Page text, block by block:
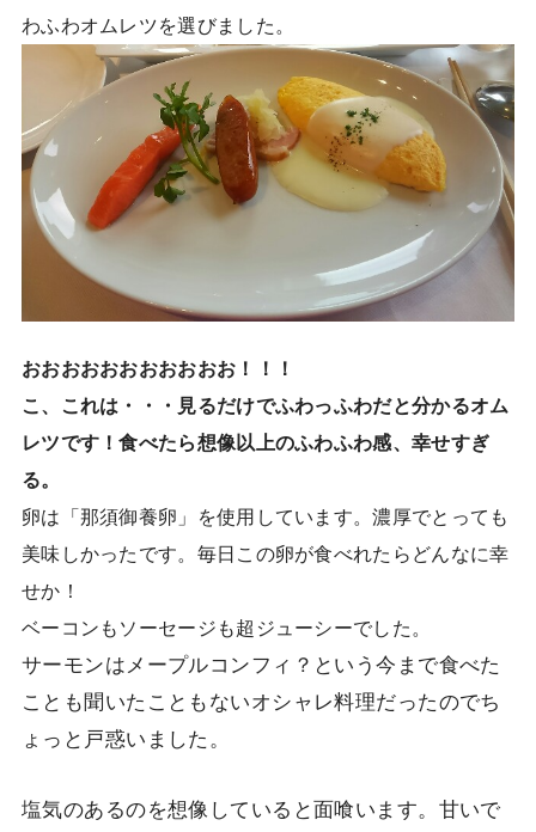
わふわオムレツを選びました。
おおおおおおおおおおお！！！
こ、これは・・・見るだけでふわっふわだと分かるオム
レツです！食べたら想像以上のふわふわ感、幸せすぎ
る。
卵は「那須御養卵」を使用しています。濃厚でとっても
美味しかったです。毎日この卵が食べれたらどんなに幸
せか！
ベーコンもソーセージも超ジューシーでした。
サーモンはメープルコンフィ？という今まで食べた
ことも聞いたこともないオシャレ料理だったのでち
ょっと戸惑いました。
塩気のあるのを想像していると面喰います。甘いで